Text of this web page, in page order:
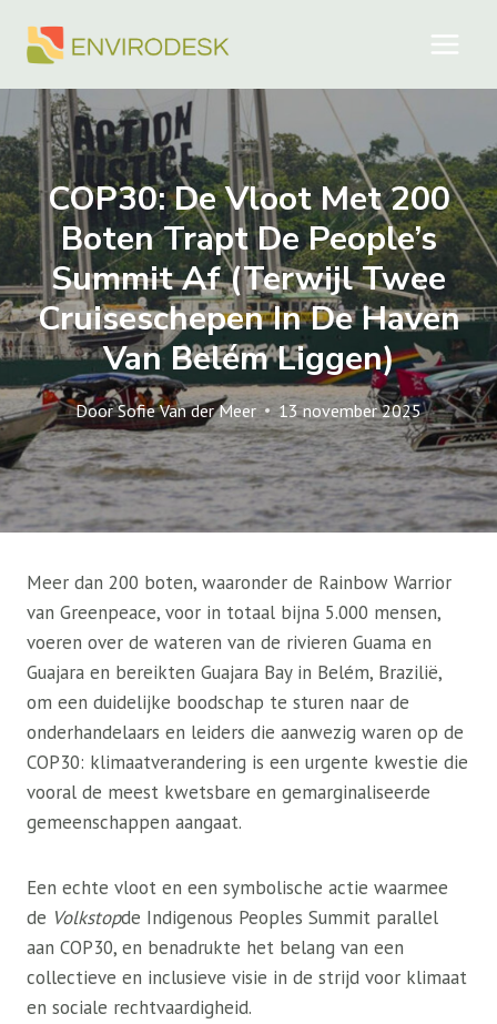
naar
COP30: De Vloot Met 200
Boten Trapt De People’s
Summit Af (terwijl Twee
Cruiseschepen In De Haven
Van Belém Liggen)
DoorSofie Van der Meer 13 november 2025
Meer dan 200 boten, waaronder de Rainbow Warrior
van Greenpeace, voor in totaal bijna 5.000 mensen,
voeren over de wateren van de rivieren Guama en
Guajara en bereikten Guajara Bay in Belém, Brazilië,
om een ​​duidelijke boodschap te sturen naar de
onderhandelaars en leiders die aanwezig waren op de
COP30: klimaatverandering is een urgente kwestie die
vooral de meest kwetsbare en gemarginaliseerde
gemeenschappen aangaat.
Een echte vloot en een symbolische actie waarmee
de Volkstopde Indigenous Peoples Summit parallel
aan COP30, en benadrukte het belang van een
collectieve en inclusieve visie in de strijd voor klimaat
en sociale rechtvaardigheid.